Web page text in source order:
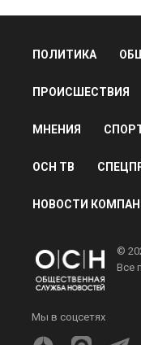
ПОЛИТИКА
ПРОИСШЕСТВИЯ
МНЕНИЯ
ОСН ТВ
НОВОСТИ
©
Все
Мы в соцсетях